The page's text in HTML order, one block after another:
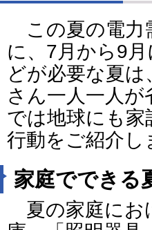
この夏の電力
に、7月から9
どが必要な夏
さん一人一人
では地球にも
行動をご紹介し
家庭でできる
夏の家庭にお